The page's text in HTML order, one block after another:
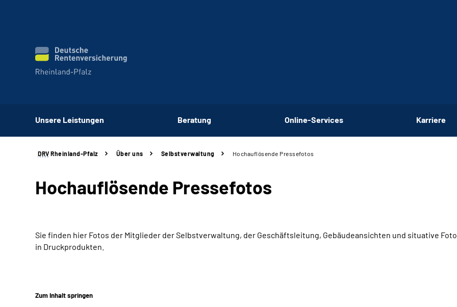
Unsere Leistungen Beratung Online-Services Karriere
DRV Rheinland-Pfalz Über uns Selbstverwaltung Hochauflösende Pressefotos
Hochauflösende Pressefotos
Sie finden hier Fotos der Mitglieder der Selbstverwaltung, der Geschäftsleitung, Gebäudeansichten und situative
in Druckprodukten.
Zum Inhalt springen